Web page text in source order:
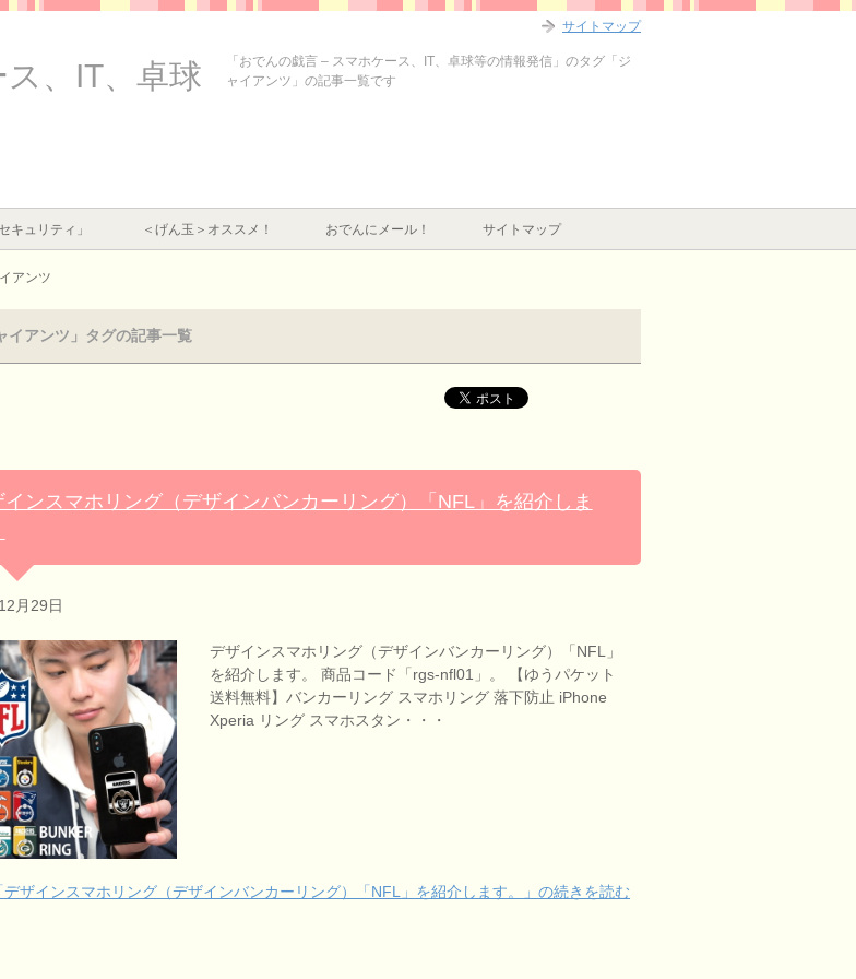
、IT、卓球
「おでんの戯言 – スマホケース、IT、卓球等の情報発信」のタグ「ジ
ャイアンツ」の記事一覧です
キュリティ」 ＜げん玉＞オススメ！ おでんにメール！ サイトマップ
アンツ
イアンツ」タグの記事一覧
インスマホリング（デザインバンカーリング）「NFL」を紹介しま
月29日
デザインスマホリング（デザインバンカーリング）「NFL」
を紹介します。 商品コード「rgs-nfl01」。 【ゆうパケット
送料無料】バンカーリング スマホリング 落下防止 iPhone
Xperia リング スマホスタン・・・
デザインスマホリング（デザインバンカーリング）「NFL」を紹介します。」の続きを読む
サイトマップ